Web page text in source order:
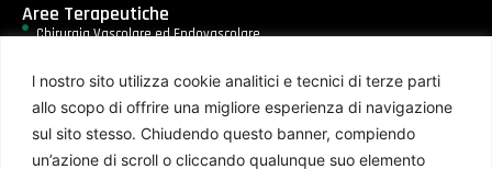
l nostro sito utilizza cookie analitici e tecnici di terze parti
allo scopo di offrire una migliore esperienza di navigazione
sul sito stesso. Chiudendo questo banner, compiendo
un’azione di scroll o cliccando qualunque suo elemento
Aree Terapeutiche
Chirurgia Vascolare ed Endovascolare
Neuroradiologia Interventistica
Endoscopia
Medicina Rigenerativa